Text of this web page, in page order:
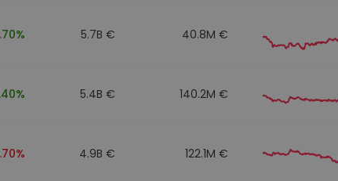
5.7B € 40.8M €
5.4B € 140.2M €
4.9B € 122.1M €